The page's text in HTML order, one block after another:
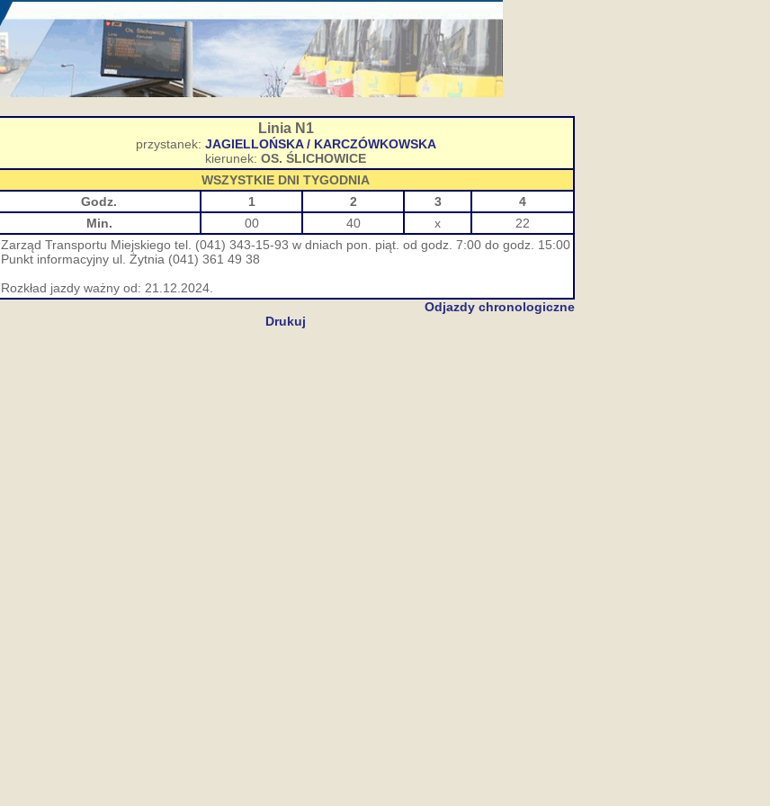
Linia N1
przystanek: JAGIELLOŃSKA / KARCZÓWKOWSKA
kierunek: OS. ŚLICHOWICE
WSZYSTKIE DNI TYGODNIA
Godz.
1 2 3
4
Min.
00 40 x
22
Zarząd Transportu Miejskiego tel. (041) 343-15-93 w dniach pon. piąt. od godz. 7:00 do godz. 15:00
Punkt informacyjny ul. Żytnia (041) 361 49 38
Rozkład jazdy ważny od: 21.12.2024.
Odjazdy chronologiczne
Drukuj